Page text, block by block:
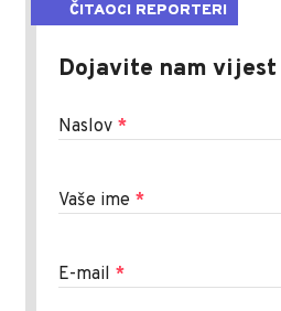
ČITAOCI REPORTERI
Dojavite nam vijest
Naslov *
Vaše ime *
E-mail *